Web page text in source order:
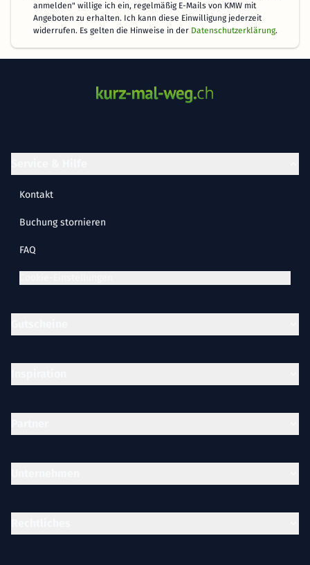
anmelden" willige ich ein, regelmäßig E-Mails von KMW mit
Angeboten zu erhalten. Ich kann diese Einwilligung jederzeit
widerrufen. Es gelten die Hinweise in der Datenschutzerklärung.
Kontakt
Buchung stornieren
FAQ